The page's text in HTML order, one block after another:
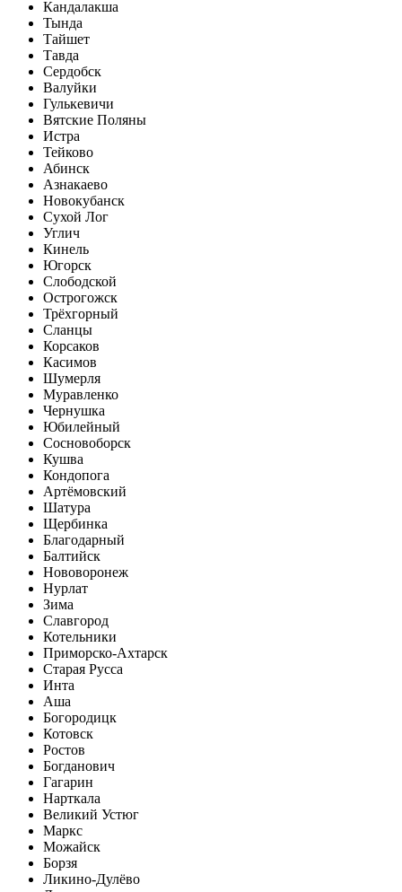
Кандалакша
Тында
Тайшет
Тавда
Сердобск
Валуйки
Гулькевичи
Вятские Поляны
Истра
Тейково
Абинск
Азнакаево
Новокубанск
Сухой Лог
Углич
Кинель
Югорск
Слободской
Острогожск
Трёхгорный
Сланцы
Корсаков
Касимов
Шумерля
Муравленко
Чернушка
Юбилейный
Сосновоборск
Кушва
Кондопога
Артёмовский
Шатура
Щербинка
Благодарный
Балтийск
Нововоронеж
Нурлат
Зима
Славгород
Котельники
Приморско-Ахтарск
Старая Русса
Инта
Аша
Богородицк
Котовск
Ростов
Богданович
Гагарин
Нарткала
Великий Устюг
Маркс
Можайск
Борзя
Ликино-Дулёво